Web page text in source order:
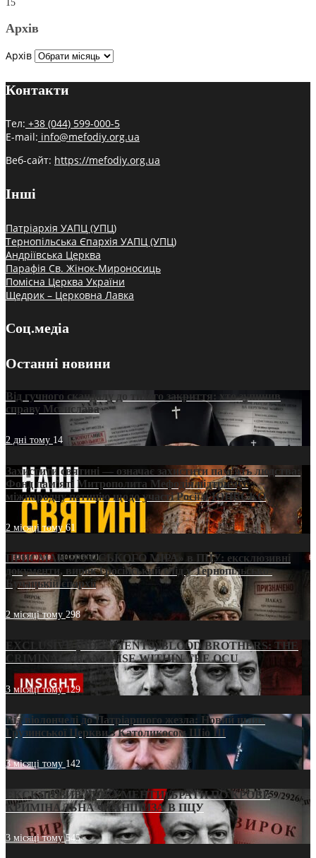
15
Архів
Архів
Контакти
Тел: +38 (044) 599-000-5
E-mail: info@mefodiy.org.ua
Веб-сайт: https://mefodiy.org.ua
Інші
Патріархія УАПЦ (УПЦ)
Тернопільська Єпархія УАПЦ (УПЦ)
Андріївська Церква
Парафія Св. Жінок-Мироносиць
Помісна Церква України
Щедрик – Церковна Лавка
Соц.медіа
Останні новини
Від гучного скандалу до тихого закриття: хто зупинив
справу Мстислава
2 дні тому 14
Захистити святині — означає захистити пам’ять людства:
Фонд пам’яті Митрополита Мефодія підтримує
міжнародну петицію щодо участі Росії в ЮНЕСКО
2 місяці тому61
ПРИСМАК «РУССЬКОГО МІРА» в ПЦУ: ексклюзивні
документи, вирок і російський слід у Тернопільсько-
Бучацькій єпархії
2 місяці тому 298
EXCLUSIVE (DOCUMENTS)/BLOOD BROTHERS: THE
CRIMINAL FRANCHISE WITHIN THE OCU
3 місяці тому129
Від віолончелі до Патріаршого жезла: Новий шлях
Грузинської Церкви з Католикосом Шіо III
3 місяці тому 142
ЕКСКЛЮЗИВ (ДОКУМЕНТИ)/БРАТИ ПО КРОВІ:
КРИМІНАЛЬНА ФРАНШИЗА В ПЦУ
3 місяці тому545